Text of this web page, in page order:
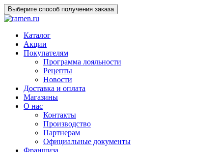
Выберите способ получения заказа
Каталог
Акции
Покупателям
Программа лояльности
Рецепты
Новости
Доставка и оплата
Магазины
О нас
Контакты
Производство
Партнерам
Официальные документы
Франшиза